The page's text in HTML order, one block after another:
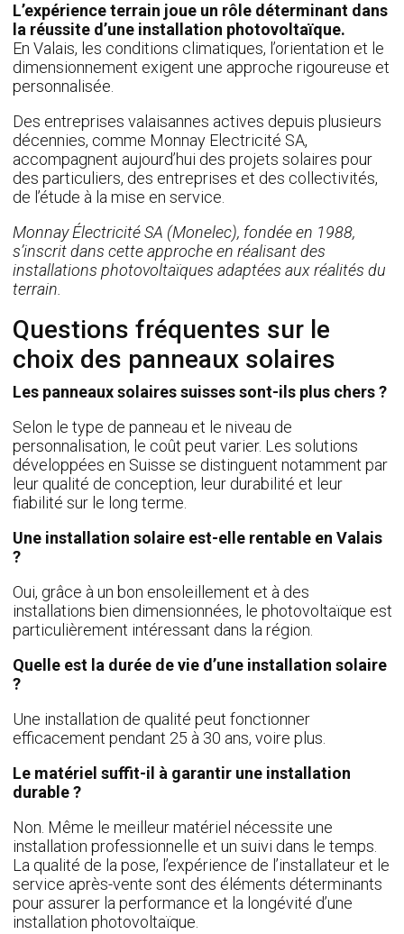
L’expérience terrain joue un rôle déterminant dans
la réussite d’une installation photovoltaïque.
En Valais, les conditions climatiques, l’orientation et le
dimensionnement exigent une approche rigoureuse et
personnalisée.
Des entreprises valaisannes actives depuis plusieurs
décennies, comme Monnay Electricité SA,
accompagnent aujourd’hui des projets solaires pour
des particuliers, des entreprises et des collectivités,
de l’étude à la mise en service.
Monnay Électricité SA (Monelec), fondée en 1988,
s’inscrit dans cette approche en réalisant des
installations photovoltaïques adaptées aux réalités du
terrain.
Questions fréquentes sur le
choix des panneaux solaires
Les panneaux solaires suisses sont-ils plus chers ?
Selon le type de panneau et le niveau de
personnalisation, le coût peut varier. Les solutions
développées en Suisse se distinguent notamment par
leur qualité de conception, leur durabilité et leur
fiabilité sur le long terme.
Une installation solaire est-elle rentable en Valais
?
Oui, grâce à un bon ensoleillement et à des
installations bien dimensionnées, le photovoltaïque est
particulièrement intéressant dans la région.
Quelle est la durée de vie d’une installation solaire
?
Une installation de qualité peut fonctionner
efficacement pendant 25 à 30 ans, voire plus.
Le matériel suffit-il à garantir une installation
durable ?
Non. Même le meilleur matériel nécessite une
installation professionnelle et un suivi dans le temps.
La qualité de la pose, l’expérience de l’installateur et le
service après-vente sont des éléments déterminants
pour assurer la performance et la longévité d’une
installation photovoltaïque.